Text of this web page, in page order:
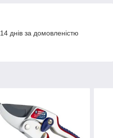
днів за домовленістю